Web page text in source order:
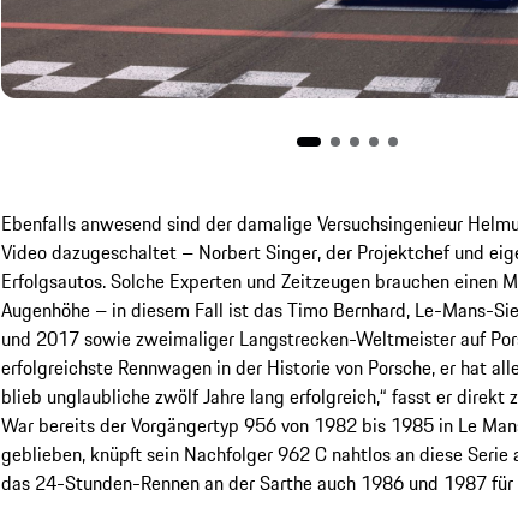
Ebenfalls anwesend sind der damalige Versuchsingenieur
Video dazugeschaltet – Norbert Singer, der Projektchef und
Erfolgsautos. Solche Experten und Zeitzeugen brauchen einen
Augenhöhe – in diesem Fall ist das Timo Bernhard, Le-Mans-
und 2017 sowie zweimaliger Langstrecken-Weltmeister auf
erfolgreichste Rennwagen in der Historie von Porsche, er hat
blieb unglaubliche zwölf Jahre lang erfolgreich,“ fasst er direkt
War bereits der Vorgängertyp 956 von 1982 bis 1985 in Le
geblieben, knüpft sein Nachfolger 962 C nahtlos an diese Serie
das 24-Stunden-Rennen an der Sarthe auch 1986 und 1987 für